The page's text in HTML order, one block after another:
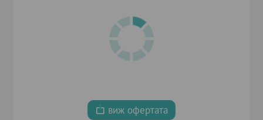
виж офертата